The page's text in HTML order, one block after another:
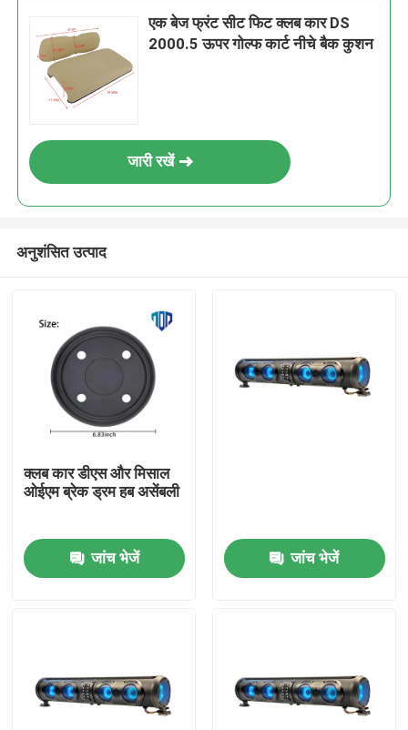
एक बेज फ्रंट सीट फिट क्लब कार DS
2000.5 ऊपर गोल्फ कार्ट नीचे बैक कुशन
जारी रखें
अनुशंसित उत्पाद
क्लब कार डीएस और मिसाल
ओईएम ब्रेक ड्रम हब असेंबली
जांच भेजें जांच भेजें